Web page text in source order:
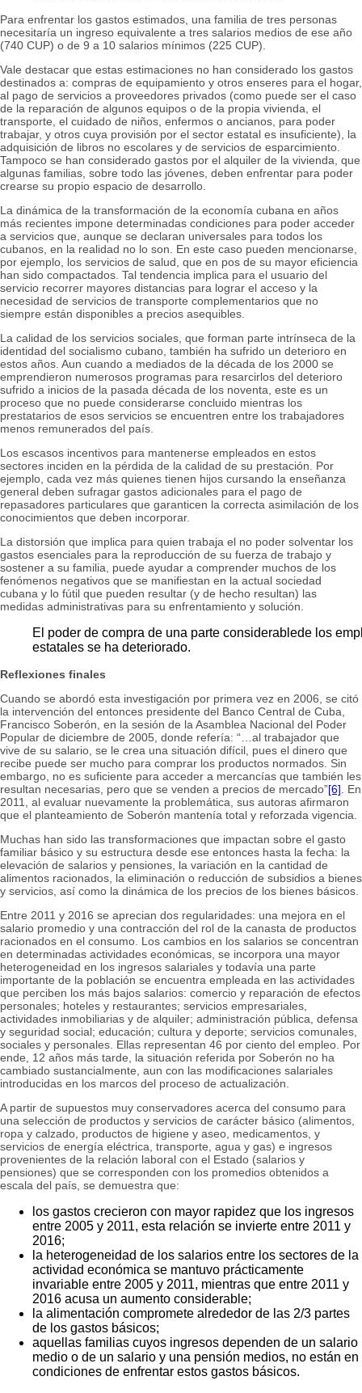
Para enfrentar los gastos estimados, una familia de tres personas
necesitaría un ingreso equivalente a tres salarios medios de ese año
(740 CUP) o de 9 a 10 salarios mínimos (225 CUP).
Vale destacar que estas estimaciones no han considerado los gastos
destinados a: compras de equipamiento y otros enseres para el hogar,
al pago de servicios a proveedores privados (como puede ser el caso
de la reparación de algunos equipos o de la propia vivienda, el
transporte, el cuidado de niños, enfermos o ancianos, para poder
trabajar, y otros cuya provisión por el sector estatal es insuficiente), la
adquisición de libros no escolares y de servicios de esparcimiento.
Tampoco se han considerado gastos por el alquiler de la vivienda, que
algunas familias, sobre todo las jóvenes, deben enfrentar para poder
crearse su propio espacio de desarrollo.
La dinámica de la transformación de la economía cubana en años
más recientes impone determinadas condiciones para poder acceder
a servicios que, aunque se declaran universales para todos los
cubanos, en la realidad no lo son. En este caso pueden mencionarse,
por ejemplo, los servicios de salud, que en pos de su mayor eficiencia
han sido compactados. Tal tendencia implica para el usuario del
servicio recorrer mayores distancias para lograr el acceso y la
necesidad de servicios de transporte complementarios que no
siempre están disponibles a precios asequibles.
La calidad de los servicios sociales, que forman parte intrínseca de la
identidad del socialismo cubano, también ha sufrido un deterioro en
estos años. Aun cuando a mediados de la década de los 2000 se
emprendieron numerosos programas para resarcirlos del deterioro
sufrido a inicios de la pasada década de los noventa, este es un
proceso que no puede considerarse concluido mientras los
prestatarios de esos servicios se encuentren entre los trabajadores
menos remunerados del país.
Los escasos incentivos para mantenerse empleados en estos
sectores inciden en la pérdida de la calidad de su prestación. Por
ejemplo, cada vez más quienes tienen hijos cursando la enseñanza
general deben sufragar gastos adicionales para el pago de
repasadores particulares que garanticen la correcta asimilación de los
conocimientos que deben incorporar.
La distorsión que implica para quien trabaja el no poder solventar los
gastos esenciales para la reproducción de su fuerza de trabajo y
sostener a su familia, puede ayudar a comprender muchos de los
fenómenos negativos que se manifiestan en la actual sociedad
cubana y lo fútil que pueden resultar (y de hecho resultan) las
medidas administrativas para su enfrentamiento y solución.
El poder de compra de una parte considerablede los
estatales se ha deteriorado.
Reflexiones finales
Cuando se abordó esta investigación por primera vez en 2006, se citó
la intervención del entonces presidente del Banco Central de Cuba,
Francisco Soberón, en la sesión de la Asamblea Nacional del Poder
Popular de diciembre de 2005, donde refería: “…al trabajador que
vive de su salario, se le crea una situación difícil, pues el dinero que
recibe puede ser mucho para comprar los productos normados. Sin
embargo, no es suficiente para acceder a mercancías que también les
resultan necesarias, pero que se venden a precios de mercado”[6] . En
2011, al evaluar nuevamente la problemática, sus autoras afirmaron
que el planteamiento de Soberón mantenía total y reforzada vigencia.
Muchas han sido las transformaciones que impactan sobre el gasto
familiar básico y su estructura desde ese entonces hasta la fecha: la
elevación de salarios y pensiones, la variación en la cantidad de
alimentos racionados, la eliminación o reducción de subsidios a bienes
y servicios, así como la dinámica de los precios de los bienes básicos.
Entre 2011 y 2016 se aprecian dos regularidades: una mejora en el
salario promedio y una contracción del rol de la canasta de productos
racionados en el consumo. Los cambios en los salarios se concentran
en determinadas actividades económicas, se incorpora una mayor
heterogeneidad en los ingresos salariales y todavía una parte
importante de la población se encuentra empleada en las actividades
que perciben los más bajos salarios: comercio y reparación de efectos
personales; hoteles y restaurantes; servicios empresariales,
actividades inmobiliarias y de alquiler; administración pública, defensa
y seguridad social; educación; cultura y deporte; servicios comunales,
sociales y personales. Ellas representan 46 por ciento del empleo. Por
ende, 12 años más tarde, la situación referida por Soberón no ha
cambiado sustancialmente, aun con las modificaciones salariales
introducidas en los marcos del proceso de actualización.
A partir de supuestos muy conservadores acerca del consumo para
una selección de productos y servicios de carácter básico (alimentos,
ropa y calzado, productos de higiene y aseo, medicamentos, y
servicios de energía eléctrica, transporte, agua y gas) e ingresos
provenientes de la relación laboral con el Estado (salarios y
pensiones) que se corresponden con los promedios obtenidos a
escala del país, se demuestra que:
los gastos crecieron con mayor rapidez que los ingresos
entre 2005 y 2011, esta relación se invierte entre 2011 y
2016;
la heterogeneidad de los salarios entre los sectores de la
actividad económica se mantuvo prácticamente
invariable entre 2005 y 2011, mientras que entre 2011 y
2016 acusa un aumento considerable;
la alimentación compromete alrededor de las 2/3 partes
de los gastos básicos;
aquellas familias cuyos ingresos dependen de un salario
medio o de un salario y una pensión medios, no están en
condiciones de enfrentar estos gastos básicos.